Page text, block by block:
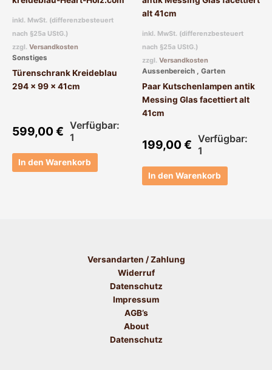
inkl. MwSt. (differenzbesteuert
nach §25a UStG.)
zzgl. Versandkosten
Sonstiges
Türenschrank Kreideblau
294 x 99 x 41cm
599,00€ Verfügbar:
1
In den Warenkorb
inkl. MwSt. (differenzbesteuert
nach §25a UStG.)
zzgl. Versandkosten
Aussenbereich , Garten
Paar Kutschenlampen antik
Messing Glas facettiert alt
41cm
199,00€ Verfügbar:
1
In den Warenkorb
Versandarten / Zahlung
Widerruf
Datenschutz
Impressum
AGB’s
About
Datenschutz